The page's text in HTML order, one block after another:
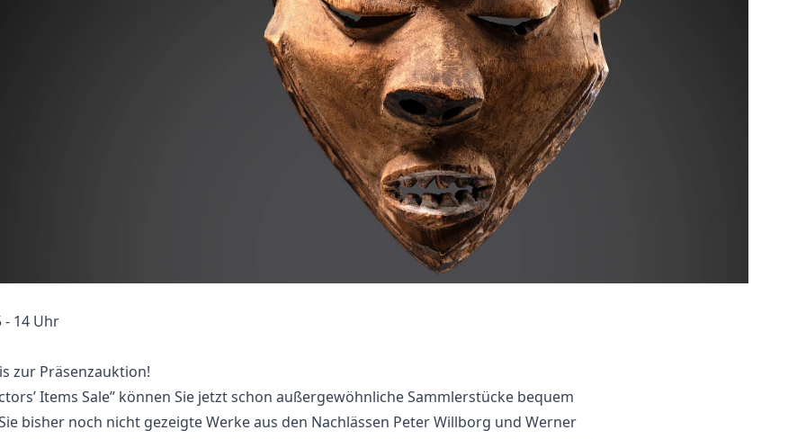
- 14 Uhr
zur Präsenzauktion!
Items Sale” können Sie jetzt schon außergewöhnliche Sammlerstücke bequem
bisher noch nicht gezeigte Werke aus den Nachlässen Peter Willborg und Werner